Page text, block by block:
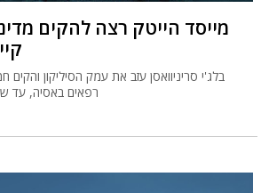
מייסד הייטק רצה להקים
בלג'י סריניוואסן עזב את עמק הסיליקון
רפאים באסיה, עד